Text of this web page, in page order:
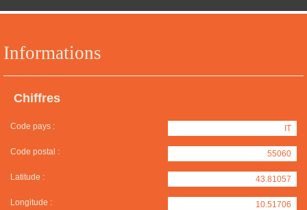
Informations
Chiffres
Code pays : IT
Code postal : 55060
Latitude : 43.81057
Longitude : 10.51706